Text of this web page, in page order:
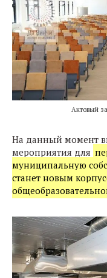
Актовый
На данный момент
мероприятия для
муниципальную
станет новым